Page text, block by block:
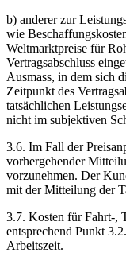
b) anderer zur
wie
Weltmarktpreise für
Vertragsabschluss
Ausmass, in dem sich
Zeitpunkt des
tatsächlichen
nicht im subjektiven
3.6. Im Fall der
vorhergehender
vorzunehmen. Der
mit der Mitteilung der
3.7. Kosten für Fahrt-,
entsprechend Punkt
Arbeitszeit.